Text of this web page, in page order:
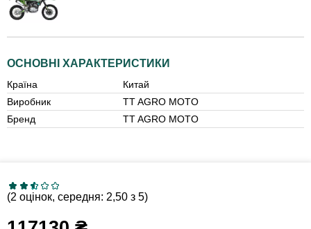
ОСНОВНІ ХАРАКТЕРИСТИКИ
Країна
Китай
Виробник
TT AGRO MOTO
Бренд
TT AGRO MOTO
(2 оцінок, середня: 2,50 з 5)